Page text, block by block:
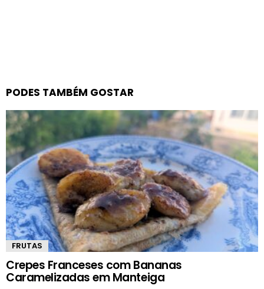
PODES TAMBÉM GOSTAR
FRUTAS
Crepes Franceses com Bananas
Caramelizadas em Manteiga